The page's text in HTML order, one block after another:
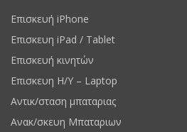
Επισκευή iPhone
Επισκευη iPad / Tablet
Επισκευή κινητών
Επισκευη H/Y – Laptop
Αντικ/σταση μπαταριας
Ανακ/σκευη Μπαταριων